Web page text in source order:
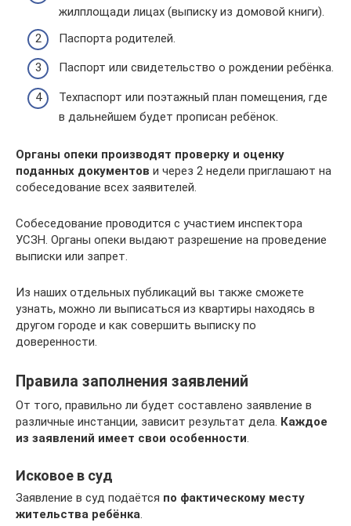
жилплощади лицах (выписку из домовой книги).
Паспорта родителей.
Паспорт или свидетельство о рождении ребёнка.
Техпаспорт или поэтажный план помещения, где
в дальнейшем будет прописан ребёнок.
Органы опеки производят проверку и оценку
поданных документов и через 2 недели приглашают на
собеседование всех заявителей.
Собеседование проводится с участием инспектора
УСЗН. Органы опеки выдают разрешение на проведение
выписки или запрет.
Из наших отдельных публикаций вы также сможете
узнать, можно ли выписаться из квартиры находясь в
другом городе и как совершить выписку по
доверенности.
Правила заполнения заявлений
От того, правильно ли будет составлено заявление в
различные инстанции, зависит результат дела. Каждое
из заявлений имеет свои особенности
Исковое в суд
Заявление в суд подаётся по фактическому месту
жительства ребёнка